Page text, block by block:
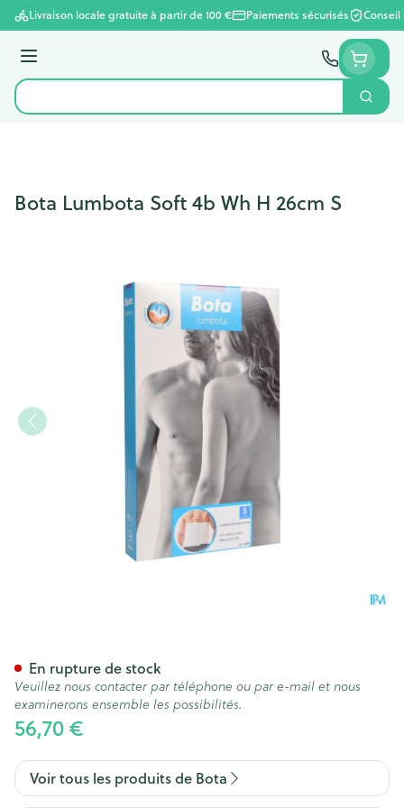
Aller au contenu
Livraison locale gratuite à partir de 100 € Paiements sécurisés
Menu
Rechercher
Bota Lumbota Soft 4b Wh H 26cm S
56,70 €
En rupture de stock
Veuillez nous contacter par téléphone ou par e-mail et nous
examinerons ensemble les possibilités.
Voir tous les produits de Bota